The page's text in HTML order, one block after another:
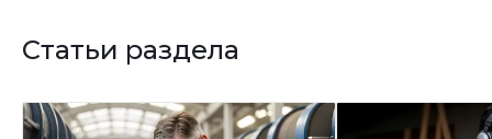
Статьи раздела